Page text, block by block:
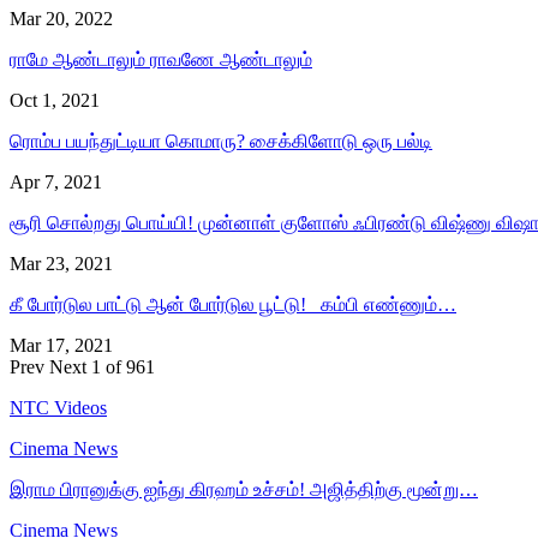
Mar 20, 2022
ராமே ஆண்டாலும் ராவணே ஆண்டாலும்
Oct 1, 2021
ரொம்ப பயந்துட்டியா கொமாரு? சைக்கிளோடு ஒரு பல்டி
Apr 7, 2021
சூரி சொல்றது பொய்யி! முன்னாள் குளோஸ் ஃபிரண்டு விஷ்ணு
Mar 23, 2021
கீ போர்டுல பாட்டு ஆன் போர்டுல பூட்டு! கம்பி எண்ணும்…
Mar 17, 2021
Prev Next 1 of 961
NTC Videos
Cinema News
இராம பிரானுக்கு ஐந்து கிரஹம் உச்சம்! அஜித்திற்கு மூன்று…
Cinema News